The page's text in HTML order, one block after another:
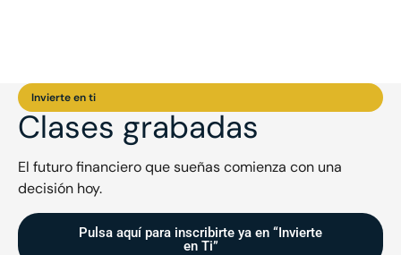
Invierte en ti
Clases grabadas
El futuro financiero que sueñas comienza con una
decisión hoy.
Pulsa aquí para inscribirte ya en “Invierte
en Ti”